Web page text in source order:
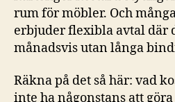
rum för möbler. Och
erbjuder flexibla avtal där
månadsvis utan långa
Räkna på det så här: vad
inte ha någonstans att